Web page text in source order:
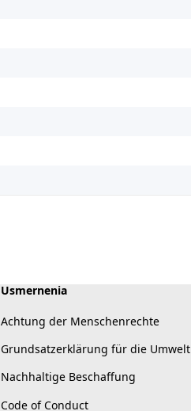
Usmernenia
Achtung der Menschenrechte
Grundsatzerklärung für die Umwelt
Nachhaltige Beschaffung
Code of Conduct